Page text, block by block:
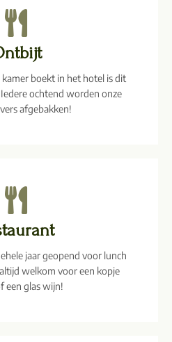
boekt in het hotel is dit
ochtend worden onze
afgebakken!
jaar geopend voor lunch
welkom voor een kopje
een glas wijn!